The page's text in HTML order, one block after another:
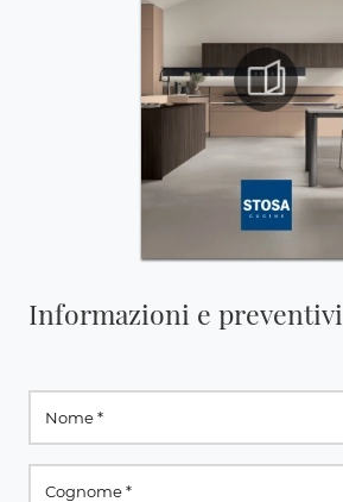
Informazioni e preventivi